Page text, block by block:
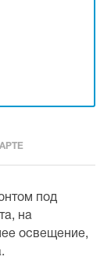
под
на
освещение,